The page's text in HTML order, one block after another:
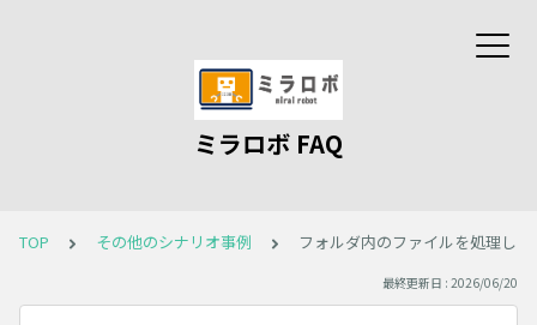
ミラロボ FAQ
TOP その他のシナリオ事例 フォルダ内のファイルを処理して
最終更新日 : 2026/06/20